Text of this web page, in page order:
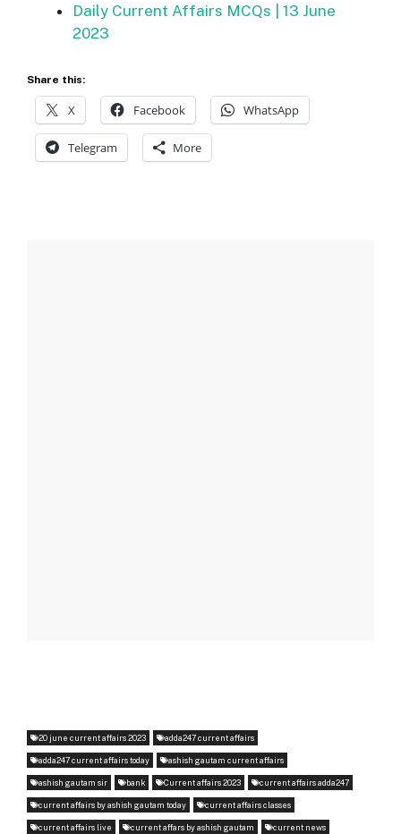
Daily Current Affairs MCQs | 13 June
2023
Share this:
X Facebook WhatsApp
Telegram More
20 june current affairs 2023 adda247 current affairs
adda247 current affairs today ashish gautam current affairs
ashish gautam sir bank Current affairs 2023 current affairs adda247
current affairs by ashish gautam today current affairs classes
current affairs live current affars by ashish gautam current news